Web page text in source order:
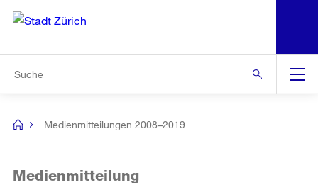
Navigation
[no
Medienmitteilungen 2008–2019
Medienmitteilung